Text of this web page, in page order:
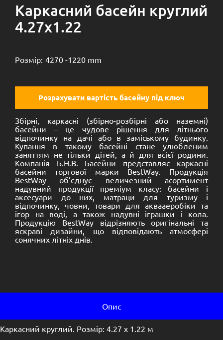
Каркасний басейн круглий
4.27х1.22
Розмір: 4270 -1220 mm
Розрахувати вартість басейну під ключ
Збірні, каркасні (збірно-розбірні або наземні)
басейни – це чудове рішення для літнього
відпочинку на дачі або в заміському будинку.
Купання в такому басейні стане улюбленим
заняттям не тільки дітей, а й для всієї родини.
Компанія Б.Н.В. Басейни представляє каркасні
басейни торгової марки BestWay. Продукція
BestWay об’єднує величезний асортимент
надувний продукції преміум класу: басейни і
аксесуари до них, матраци для туризму і
відпочинку, човни, товари для аквааеробіки та
ігор на воді, а також надувні іграшки і кола.
Продукцію BestWay відрізняють оригінальні та
яскраві дизайни, що відповідають атмосфері
сонячних літніх днів.
Опис
Каркасний круглий. Розмір: 4.27 х 1.22 м